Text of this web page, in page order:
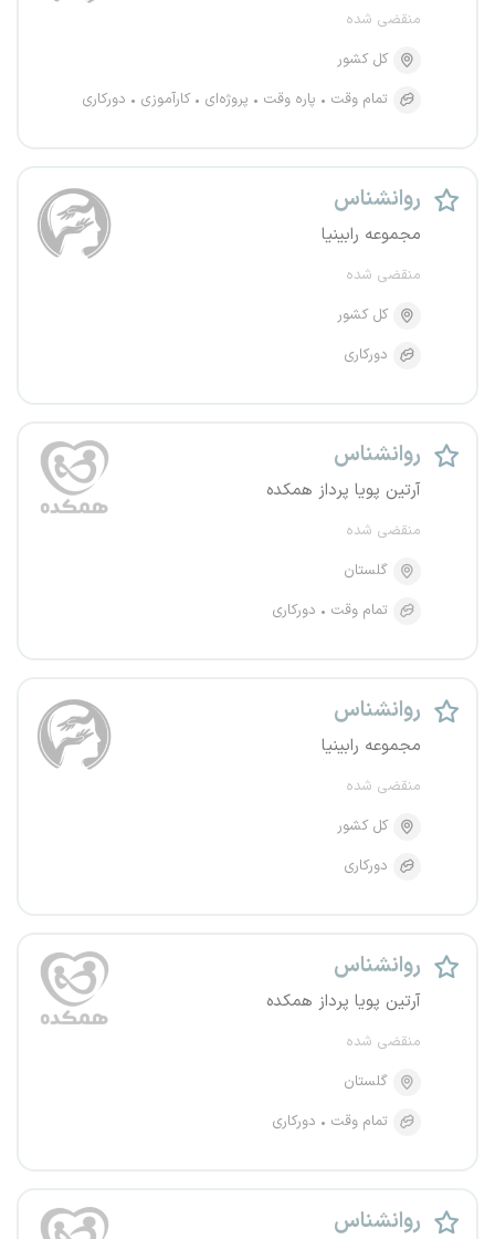
منقضی شده
کل کشور
تمام وقت
پاره وقت پروژه‌ای کارآموزی دورکاری
روانشناس
مجموعه رابینیا
منقضی شده
کل کشور
دورکاری
روانشناس
آرتین پویا پرداز همکده
منقضی شده
گلستان
تمام وقت
دورکاری
روانشناس
مجموعه رابینیا
منقضی شده
کل کشور
دورکاری
روانشناس
آرتین پویا پرداز همکده
منقضی شده
گلستان
تمام وقت
دورکاری
روانشناس